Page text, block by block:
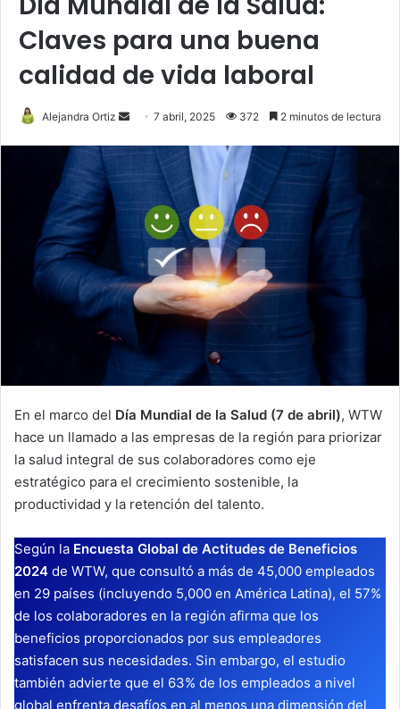
Claves para una buena
calidad de vida laboral
Alejandra Ortiz
Send7 abril, 2025 372 2 minutos de lectura
En el marco del Día Mundial de la Salud (7 de abril), WTW
hace un llamado a las empresas de la región para priorizar
la salud integral de sus colaboradores como eje
estratégico para el crecimiento sostenible, la
productividad y la retención del talento.
Según la Encuesta Global de Actitudes de Beneficios
2024 de WTW, que consultó a más de 45,000 empleados
en 29 países (incluyendo 5,000 en América Latina), el 57%
de los colaboradores en la región afirma que los
beneficios proporcionados por sus empleadores
satisfacen sus necesidades. Sin embargo, el estudio
también advierte que el 63% de los empleados a nivel
global enfrenta desafíos en al menos una dimensión del